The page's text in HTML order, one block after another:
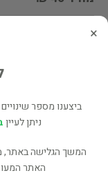
פרטי המוכר
×
ביצענו מספר
ניתן לעיין
המשך הגלישה באתר,
האתר